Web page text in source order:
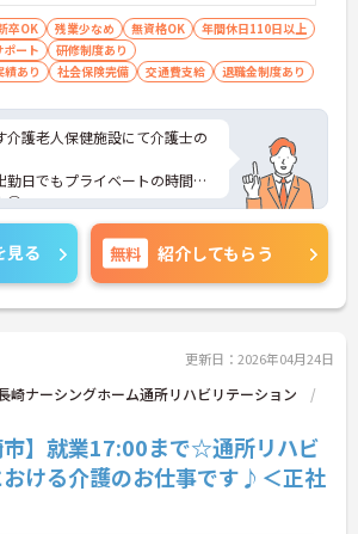
卒OK 残業少なめ 無資格OK
年間休日110日以上
ート
研修制度あり
あり
社会保険完備 交通費支給 退職金制度あり
介護老人保健施設にて介護士の
勤日でもプライベートの時間を
◎
じめ福利厚生が充実！ご自身の
方に合わせて勤務しやすい環
す★
面接対策ポイントなど、詳細を
でお気軽にご相談ください。
見る 無料 紹介してもらう
更新日：2026年04月24日
崎ナーシングホーム通所リハビリテーション
市】就業17:00まで☆通所リハビ
おける介護のお仕事です♪＜正社